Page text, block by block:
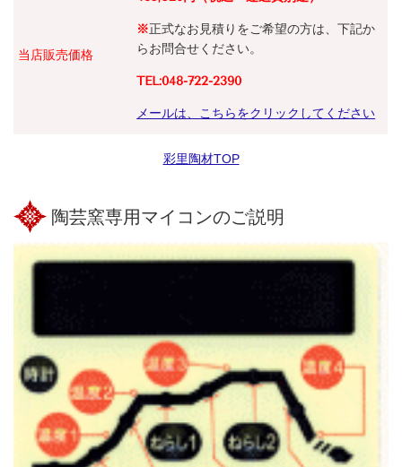
当店販売価格
※正式なお見積りをご希望の方は、下記か
らお問合せください。
TEL:048-722-2390
メールは、こちらをクリックしてください
彩里陶材TOP
陶芸窯専用マイコンのご説明